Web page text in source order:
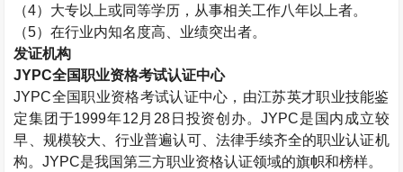
（4）大专以上或同等学历，从事相关工作八年以上者。
（5）在行业内知名度高、业绩突出者。
发证机构
JYPC全国职业资格考试认证中心
JYPC全国职业资格考试认证中心，由江苏英才职业技能鉴
定集团于1999年12 月 28 日投资创办。JYPC是国内成立较
早、规模较大、行业普遍认可、法律手续齐全的职业认证机
构。JYPC是我国第三方职业资格认证领域的旗帜和榜样。